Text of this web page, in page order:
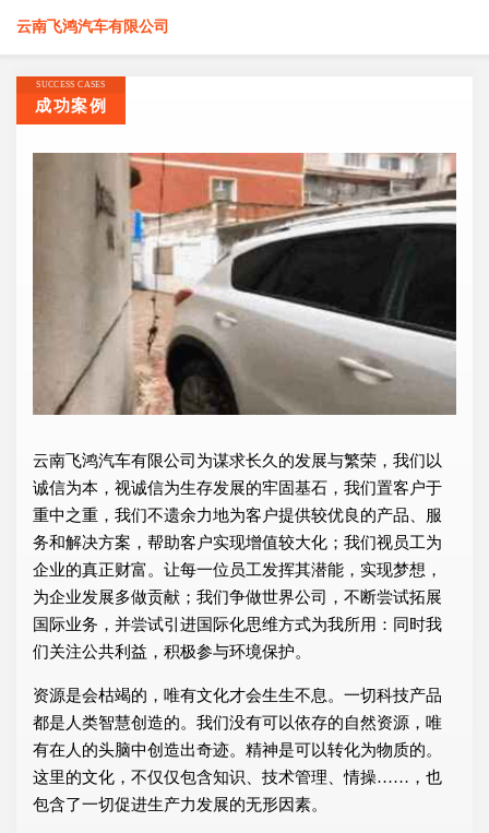
云南飞鸿汽车有限公司
SUCCESS CASES
成功案例
云南飞鸿汽车有限公司为谋求长久的发展与繁荣，我们以
诚信为本，视诚信为生存发展的牢固基石，我们置客户于
重中之重，我们不遗余力地为客户提供较优良的产品、服
务和解决方案，帮助客户实现增值较大化；我们视员工为
企业的真正财富。让每一位员工发挥其潜能，实现梦想，
为企业发展多做贡献；我们争做世界公司，不断尝试拓展
国际业务，并尝试引进国际化思维方式为我所用：同时我
们关注公共利益，积极参与环境保护。
资源是会枯竭的，唯有文化才会生生不息。一切科技产品
都是人类智慧创造的。我们没有可以依存的自然资源，唯
有在人的头脑中创造出奇迹。精神是可以转化为物质的。
这里的文化，不仅仅包含知识、技术管理、情操……，也
包含了一切促进生产力发展的无形因素。